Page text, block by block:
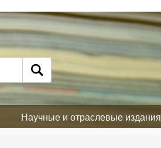
Научные и отраслевые издания